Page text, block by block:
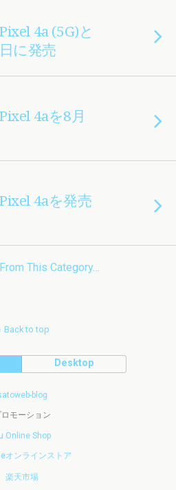
4a (5G)と
に発売
4aを8月
4aを発売
This Category…
Back to top
Desktop
blog
ロモーション
Online Shop
オンラインストア
楽天市場